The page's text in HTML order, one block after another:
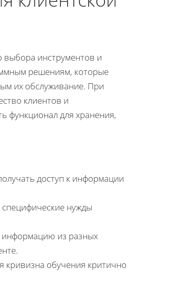
выбора инструментов и
решениям, которые
их обслуживание. При
клиентов и
функционал для хранения,
доступ к информации
нужды
информацию из разных
кривизна обучения критично